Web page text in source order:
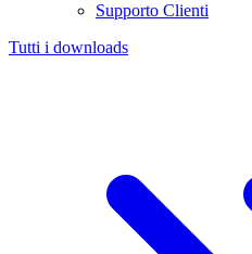
Supporto Clienti
Tutti i downloads